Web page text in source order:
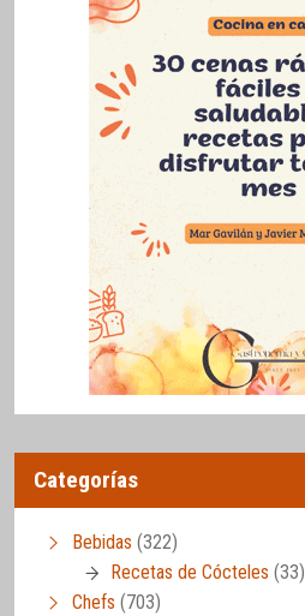
Categorías
Bebidas (322)
Recetas de Cócteles (33)
Chefs (703)